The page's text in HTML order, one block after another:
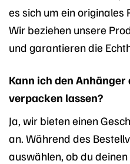
es sich um ein originales
Wir beziehen unsere
und garantieren die
Kann ich den Anhänger
verpacken lassen?
Ja, wir bieten einen
an. Während des
auswählen, ob du